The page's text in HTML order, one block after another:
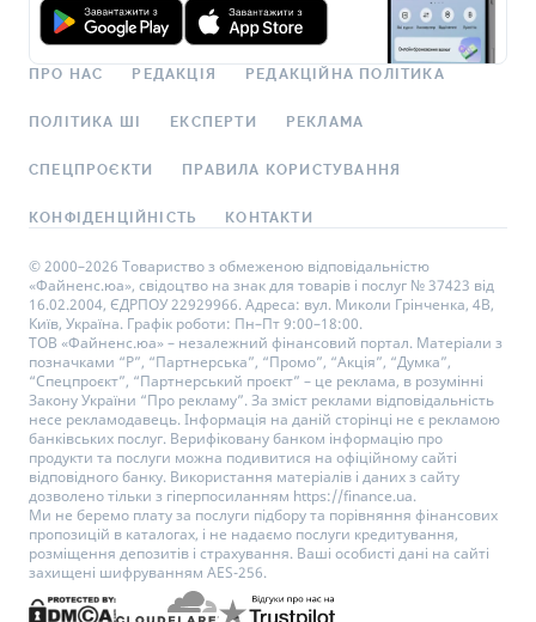
ПРО НАС РЕДАКЦІЯ РЕДАКЦІЙНА ПОЛІТИКА
ПОЛІТИКА ШІ ЕКСПЕРТИ РЕКЛАМА
СПЕЦПРОЄКТИ ПРАВИЛА КОРИСТУВАННЯ
КОНФІДЕНЦІЙНІСТЬ КОНТАКТИ
© 2000–2026 Товариство з обмеженою відповідальністю
«Файненс.юа», свідоцтво на знак для товарів і послуг № 37423 від
16.02.2004, ЄДРПОУ 22929966. Адреса: вул. Миколи Грінченка, 4В,
Київ, Україна. Графік роботи: Пн–Пт 9:00–18:00.
ТОВ «Файненс.юа» – незалежний фінансовий портал. Матеріали з
позначками “Р”, “Партнерська”, “Промо”, “Акція”, “Думка”,
“Спецпроєкт”, “Партнерський проєкт” – це реклама, в розумінні
Закону України “Про рекламу”. За зміст реклами відповідальність
несе рекламодавець. Інформація на даній сторінці не є рекламою
банківських послуг. Верифіковану банком інформацію про
продукти та послуги можна подивитися на офіційному сайті
відповідного банку. Використання матеріалів і даних з сайту
дозволено тільки з гіперпосиланням https://finance.ua.
Ми не беремо плату за послуги підбору та порівняння фінансових
пропозицій в каталогах, і не надаємо послуги кредитування,
розміщення депозитів і страхування. Ваші особисті дані на сайті
захищені шифруванням AES-256.